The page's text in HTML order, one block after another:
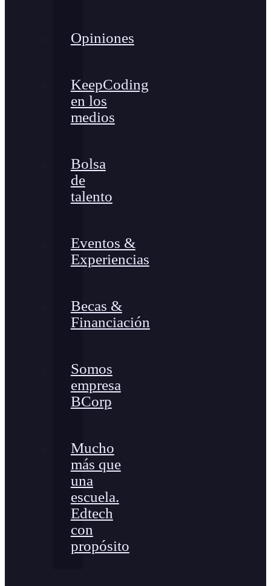
Opiniones
KeepCoding
en los
medios
Bolsa
de
talento
Eventos &
Experiencias
Becas &
Financiación
Somos
empresa
BCorp
Mucho
más que
una
escuela.
Edtech
con
propósito